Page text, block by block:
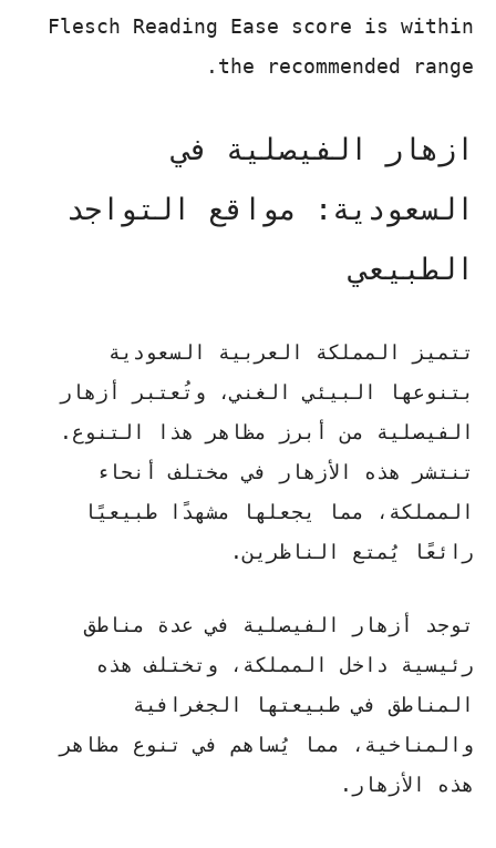
Flesch Reading Ease score is within
the recommended range.
ازهار الفيصلية في
السعودية: مواقع التواجد
الطبيعي
تتميز المملكة العربية السعودية
بتنوعها البيئي الغني، وتُعتبر أزهار
الفيصلية من أبرز مظاهر هذا التنوع.
تنتشر هذه الأزهار في مختلف أنحاء
المملكة، مما يجعلها مشهدًا طبيعيًا
رائعًا يُمتع الناظرين.
توجد أزهار الفيصلية في عدة مناطق
رئيسية داخل المملكة، وتختلف هذه
المناطق في طبيعتها الجغرافية
والمناخية، مما يُساهم في تنوع مظاهر
هذه الأزهار.